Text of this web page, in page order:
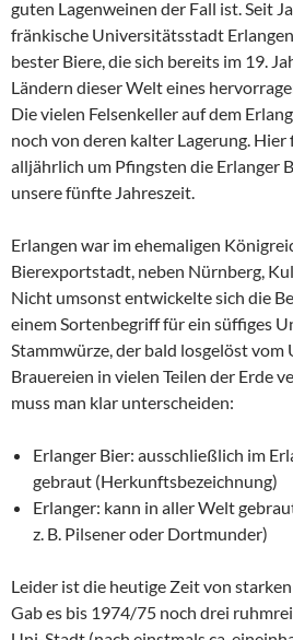
guten Lagenweinen der Fall ist. Seit
fränkische Universitätsstadt
bester Biere, die sich bereits im 19.
Ländern dieser Welt eines
Die vielen Felsenkeller auf dem
noch von deren kalter Lagerung.
alljährlich um Pfingsten die Erlanger
unsere fünfte Jahreszeit.
Erlangen war im ehemaligen
Bierexportstadt, neben Nürnberg,
Nicht umsonst entwickelte sich die
einem Sortenbegriff für ein süffiges
Stammwürze, der bald losgelöst
Brauereien in vielen Teilen der Erde
muss man klar unterscheiden:
Erlanger Bier: ausschließlich im
gebraut (Herkunftsbezeichnung)
Erlanger: kann in aller Welt
z. B. Pilsener oder Dortmunder)
Leider ist die heutige Zeit von
Gab es bis 1974/75 noch drei